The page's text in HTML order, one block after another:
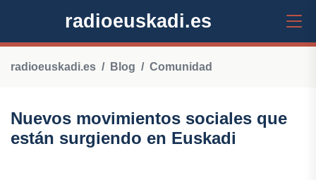
radioeuskadi.es
radioeuskadi.es Blog Comunidad
Nuevos movimientos sociales que
están surgiendo en Euskadi